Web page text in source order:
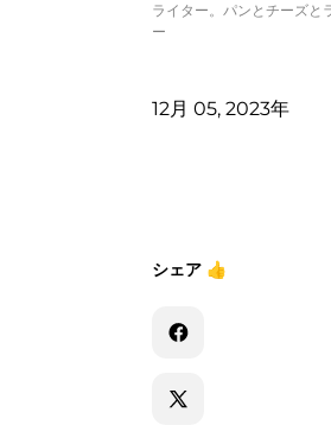
ライター。パンとチーズと
ー
12月 05, 2023年
シェア 👍